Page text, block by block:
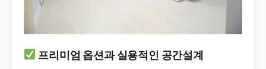
프리미엄 옵션과 실용적인 공간설계